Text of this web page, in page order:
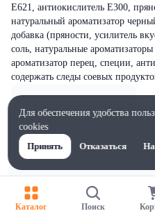
Е621, антиокислитель Е300,
натуральный ароматизатор
добавка (пряности, усилитель
соль, натуральные
ароматизатор перец, специи,
содержать следы соевых
Каталог Поиск
Для обеспечения удобства
cookies
Принять
Отказаться